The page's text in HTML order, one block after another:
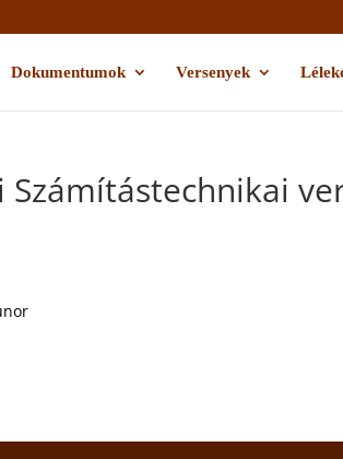
Dokumentumok Versenyek
Számítástechnikai